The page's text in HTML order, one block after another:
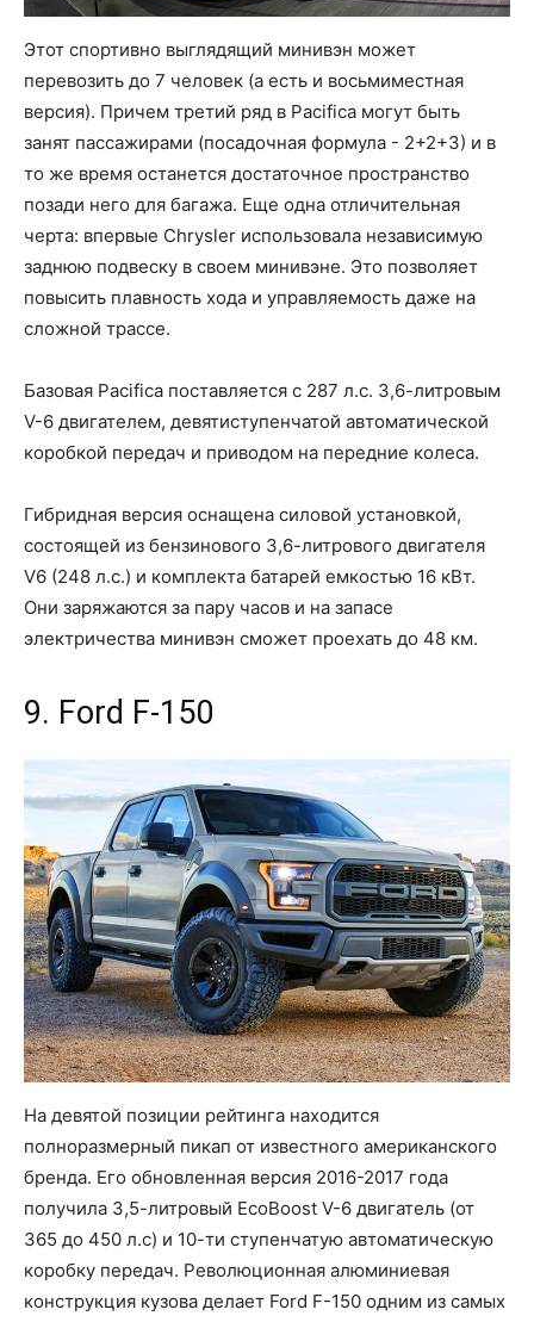
Этот спортивно выглядящий минивэн может
перевозить до 7 человек (а есть и восьмиместная
версия). Причем третий ряд в Pacifica могут быть
занят пассажирами (посадочная формула - 2+2+3) и в
то же время останется достаточное пространство
позади него для багажа. Еще одна отличительная
черта: впервые Chrysler использовала независимую
заднюю подвеску в своем минивэне. Это позволяет
повысить плавность хода и управляемость даже на
сложной трассе.
Базовая Pacifica поставляется с 287 л.с. 3,6-литровым
V-6 двигателем, девятиступенчатой автоматической
коробкой передач и приводом на передние колеса.
Гибридная версия оснащена силовой установкой,
состоящей из бензинового 3,6-литрового двигателя
V6 (248 л.с.) и комплекта батарей емкостью 16 кВт.
Они заряжаются за пару часов и на запасе
электричества минивэн сможет проехать до 48 км.
9. Ford F-150
На девятой позиции рейтинга находится
полноразмерный пикап от известного американского
бренда. Его обновленная версия 2016-2017 года
получила 3,5-литровый EcoBoost V-6 двигатель (от
365 до 450 л.с) и 10-ти ступенчатую автоматическую
коробку передач. Революционная алюминиевая
конструкция кузова делает Ford F-150 одним из самых